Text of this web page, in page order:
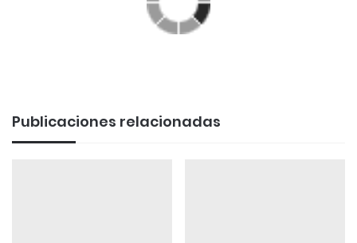
Publicaciones relacionadas